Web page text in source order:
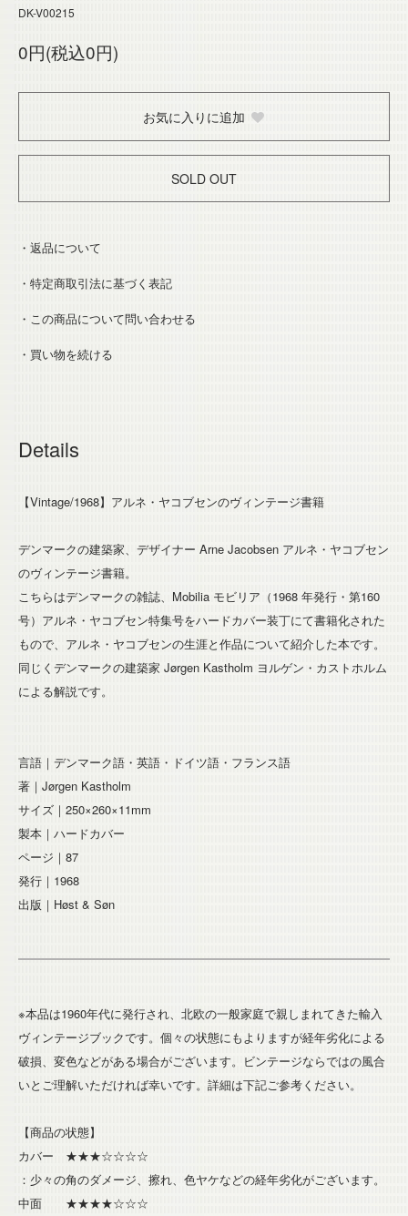
DK-V00215
0円(税込0円)
お気に入りに追加
SOLD OUT
・返品について
・特定商取引法に基づく表記
・この商品について問い合わせる
・買い物を続ける
Details
【Vintage/1968】アルネ・ヤコブセンのヴィンテージ書籍
デンマークの建築家、デザイナー Arne Jacobsen アルネ・ヤコブセン
のヴィンテージ書籍。
こちらはデンマークの雑誌、Mobilia モビリア（1968 年発行・第160
号）アルネ・ヤコブセン特集号をハードカバー装丁にて書籍化された
もので、アルネ・ヤコブセンの生涯と作品について紹介した本です。
同じくデンマークの建築家 Jørgen Kastholm ヨルゲン・カストホルム
による解説です。
言語｜デンマーク語・英語・ドイツ語・フランス語
著｜Jørgen Kastholm
サイズ｜250×260×11mm
製本｜ハードカバー
ページ｜87
発行｜1968
出版｜Høst & Søn
※本品は1960年代に発行され、北欧の一般家庭で親しまれてきた輸入
ヴィンテージブックです。個々の状態にもよりますが経年劣化による
破損、変色などがある場合がございます。ビンテージならではの風合
いとご理解いただければ幸いです。詳細は下記ご参考ください。
【商品の状態】
カバー ★★★☆☆☆☆
：少々の角のダメージ、擦れ、色ヤケなどの経年劣化がございます。
中面 ★★★★☆☆☆